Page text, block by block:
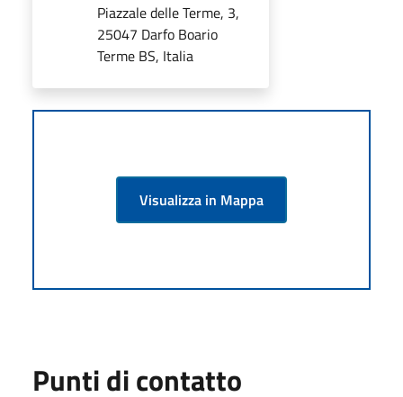
Piazzale delle Terme, 3,
25047 Darfo Boario
Terme BS, Italia
Visualizza in Mappa
Punti di contatto